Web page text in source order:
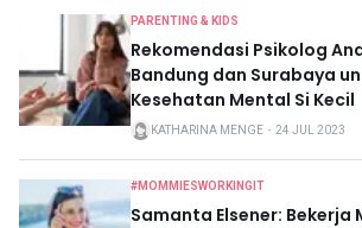
PARENTING & KIDS
Rekomendasi Psikolog
Bandung dan Surabaya
Kesehatan Mental Si Kecil
KATHARINA MENGE ・ 24 JUL 2023
#MOMMIESWORKINGIT
Samanta Elsener: